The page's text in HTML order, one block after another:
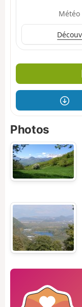
Photos